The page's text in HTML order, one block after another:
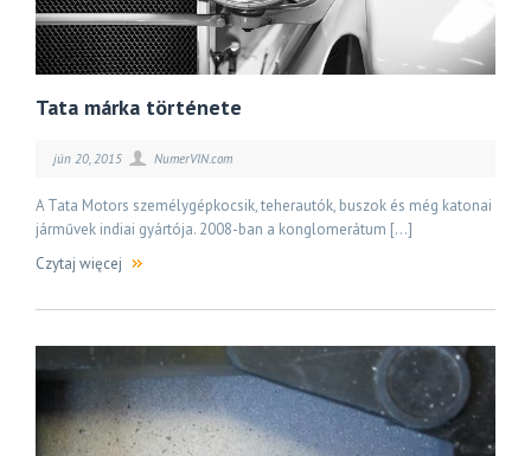
Tata márka története
jún 20, 2015 NumerVIN.com
A Tata Motors személygépkocsik, teherautók, buszok és még katonai
járművek indiai gyártója. 2008-ban a konglomerátum […]
Czytaj więcej